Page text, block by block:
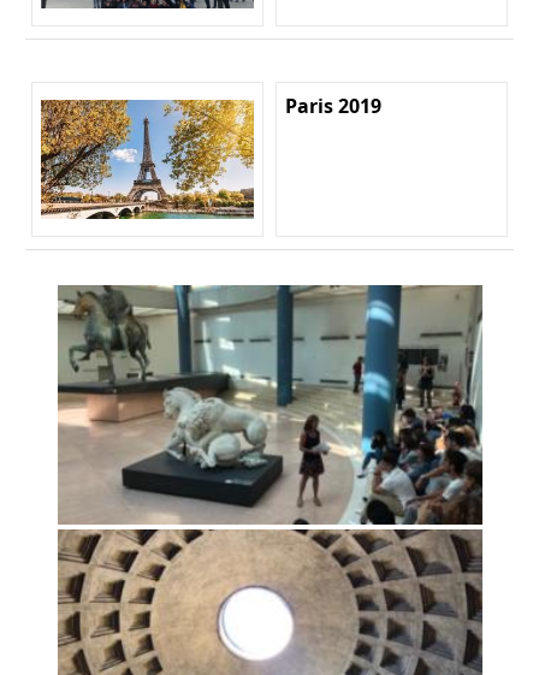
Paris 2019